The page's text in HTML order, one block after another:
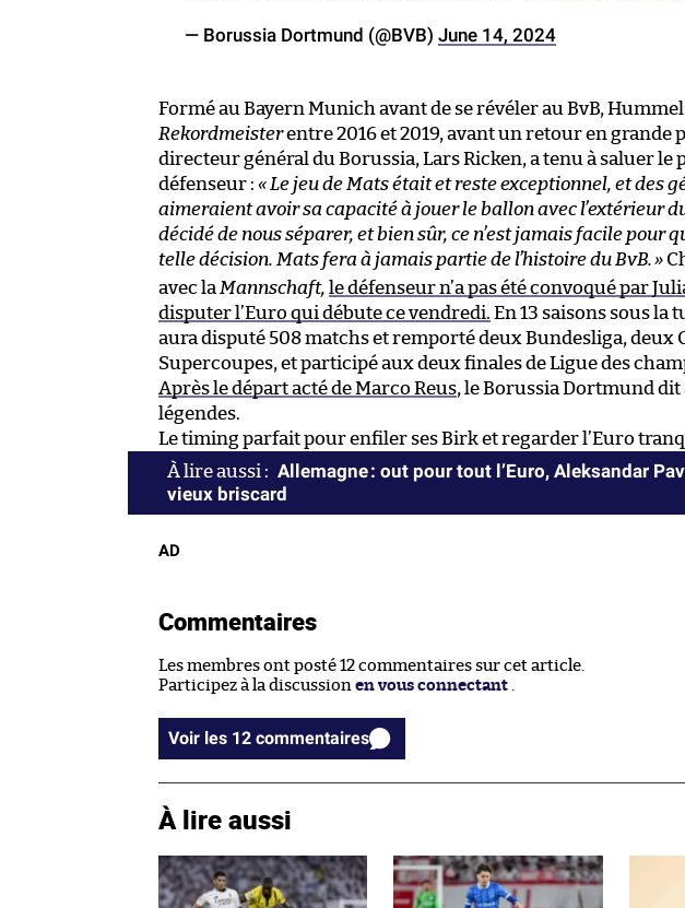
— Borussia Dortmund (@BVB) June 14, 2024
Formé au Bayern Munich avant de se révéler au BvB,
Rekordmeisterentre 2016 et 2019, avant un retour en grande
directeur général du Borussia, Lars Ricken, a tenu à saluer le
défenseur : « Le jeu de Mats était et reste exceptionnel, et des
aimeraient avoir sa capacité à jouer le ballon avec l’extérieur
décidé de nous séparer, et bien sûr, ce n’est jamais facile pour
telle décision. Mats fera à jamais partie de l’histoire du BvB.»
avec la Mannschaft, le défenseur n’a pas été convoqué par
disputer l’Euro qui débute ce vendredi. En 13 saisons sous la
aura disputé 508 matchs et remporté deux Bundesliga, deux
Supercoupes, et participé aux deux finales de Ligue des
Après le départ acté de Marco Reus, le Borussia Dortmund dit
légendes.
Le timing parfait pour enfiler ses Birk et regarder l’Euro
Allemagne : out pour tout l’Euro, Aleksandar
vieux briscard
AD
Commentaires
Les membres ont posté 12 commentaires sur cet article.
Participez à la discussion en vous connectant
Voir les 12 commentaires
À lire aussi